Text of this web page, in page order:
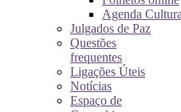
Agenda
Julgados de Paz
Questões
frequentes
Ligações Úteis
Notícias
Espaço de